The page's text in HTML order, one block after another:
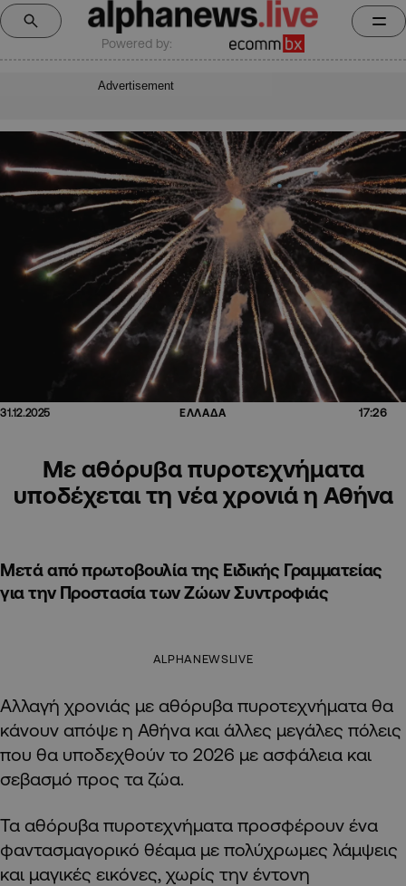
Powered by:
Advertisement
31.12.2025 ΕΛΛΑΔΑ 17:26
Με αθόρυβα πυροτεχνήματα
υποδέχεται τη νέα χρονιά η Αθήνα
Μετά από πρωτοβουλία της Ειδικής Γραμματείας
για την Προστασία των Ζώων Συντροφιάς
ALPHANEWSLIVE
Αλλαγή χρονιάς με αθόρυβα πυροτεχνήματα θα
κάνουν απόψε η Αθήνα και άλλες μεγάλες πόλεις
που θα υποδεχθούν το 2026 με ασφάλεια και
σεβασμό προς τα ζώα.
Τα αθόρυβα πυροτεχνήματα προσφέρουν ένα
φαντασμαγορικό θέαμα με πολύχρωμες λάμψεις
και μαγικές εικόνες, χωρίς την έντονη